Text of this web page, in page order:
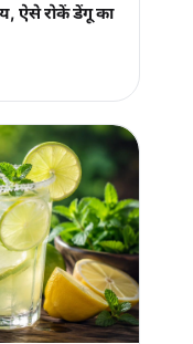
ऐसे रोकें डेंगू का